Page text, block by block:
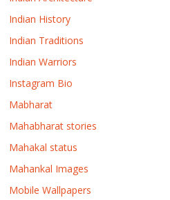
Indian History
Indian Traditions
Indian Warriors
Instagram Bio
Mabharat
Mahabharat stories
Mahakal status
Mahankal Images
Mobile Wallpapers